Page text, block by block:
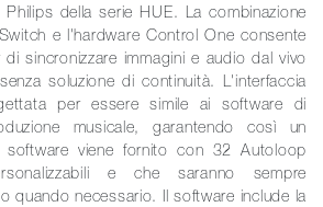
della serie HUE. La combinazione
e l'hardware Control One consente
sincronizzare immagini e audio dal vivo
soluzione di continuità. L'interfaccia
per essere simile ai software di
musicale, garantendo così un
software viene fornito con 32 Autoloop
e che saranno sempre
quando necessario. Il software include la